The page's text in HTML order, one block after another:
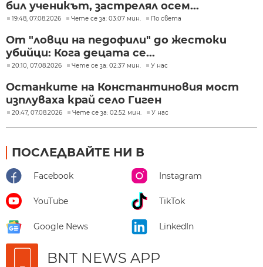
бил ученикът, застрелял осем...
19:48, 07.08.2026 Чете се за: 03:07 мин. По света
От "ловци на педофили" до жестоки
убийци: Кога децата се...
20:10, 07.08.2026 Чете се за: 02:37 мин. У нас
Останките на Константиновия мост
изплуваха край село Гиген
20:47, 07.08.2026 Чете се за: 02:52 мин. У нас
ПОСЛЕДВАЙТЕ НИ В
Facebook Instagram
YouTube TikTok
Google News LinkedIn
BNT NEWS APP